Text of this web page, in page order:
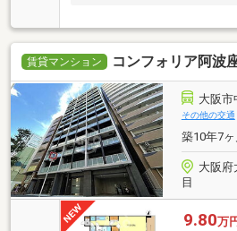
賃貸マンション コンフォリア阿波
大阪市
その他の交通
築10年7
大阪府
目
9.80万